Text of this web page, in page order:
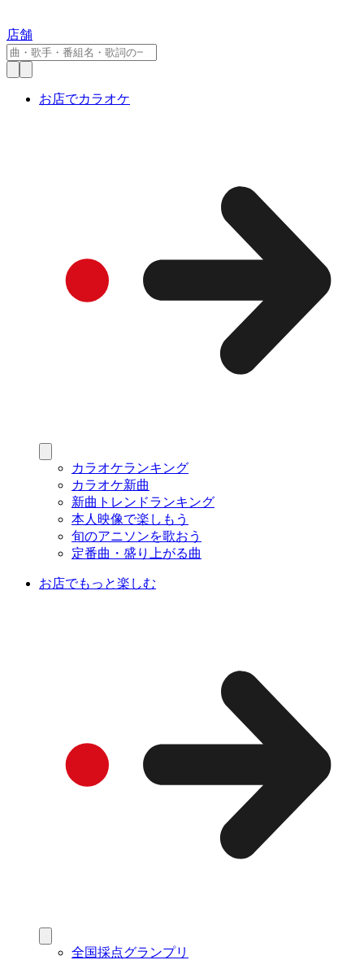
店舗
お店でカラオケ
カラオケランキング
カラオケ新曲
新曲トレンドランキング
本人映像で楽しもう
旬のアニソンを歌おう
定番曲・盛り上がる曲
お店でもっと楽しむ
全国採点グランプリ